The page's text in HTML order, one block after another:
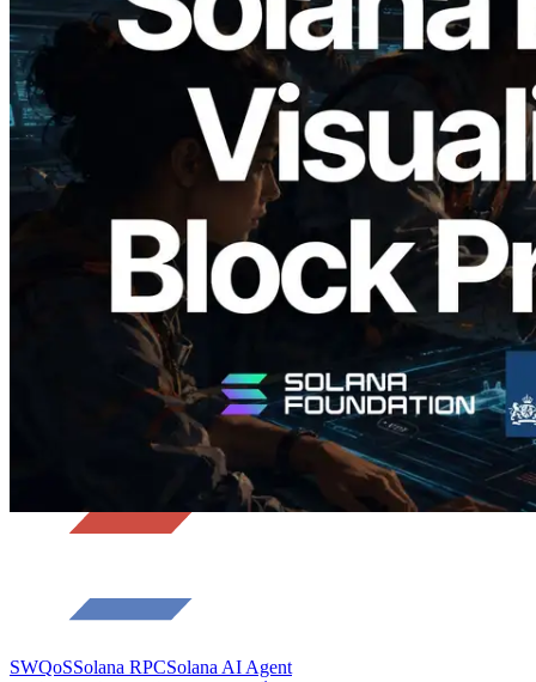
2026.05.24
Validators Solutions เปิดตัว Solana Block
Analyzer — แสดงเวลาการผลิตบล็อก
ระดับ slot และบาลิเดเตอร์ที่รับผิดชอบ
SWQoSSolana RPCSolana AI Agent